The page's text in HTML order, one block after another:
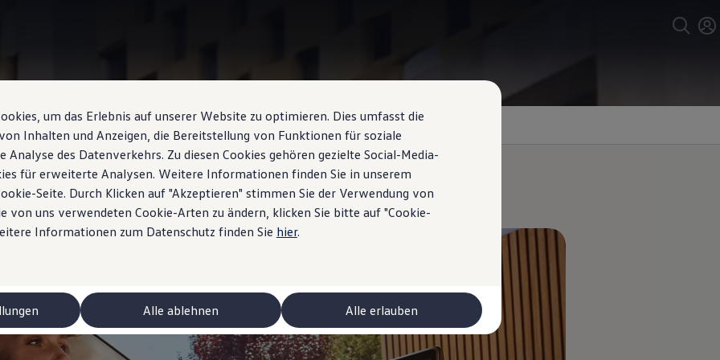
um das Erlebnis auf unserer Website zu optimieren. Dies umfasst die
Inhalten und Anzeigen, die Bereitstellung von Funktionen für soziale
Analyse des Datenverkehrs. Zu diesen Cookies gehören gezielte Social-Media-
für erweiterte Analysen. Weitere Informationen finden Sie in unserem
Seite. Durch Klicken auf "Akzeptieren" stimmen Sie der Verwendung von
von uns verwendeten Cookie-Arten zu ändern, klicken Sie bitte auf "Cookie-
Informationen zum Datenschutz finden Sie hier.
Alle erlauben
Alle ablehnen
Assistant vocal
à votre Tiguan